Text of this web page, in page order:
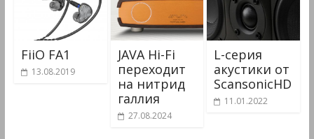
FiiO FA1
13.08.2019
JAVA Hi-Fi
переходит
на нитрид
галлия
27.08.2024
L-серия
акустики от
ScansonicHD
11.01.2022